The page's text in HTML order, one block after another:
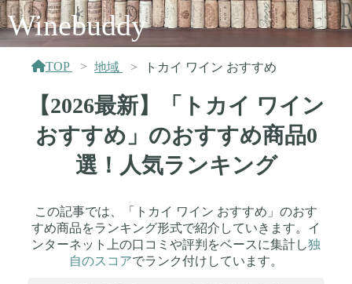
Winebuddy
TOP 地域 トカイ ワイン おすすめ
【2026最新】「トカイ ワイン
おすすめ」のおすすめ商品0
選！人気ランキング
この記事では、「トカイ ワイン おすすめ」のおす
すめ商品をランキング形式で紹介していきます。イ
ンターネット上の口コミや評判をベースに集計し独
自のスコアでランク付けしています。